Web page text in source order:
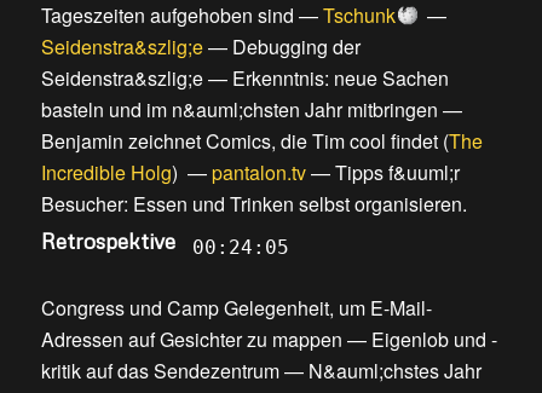
Tageszeiten aufgehoben sind —Tschunk
—
Seidenstra&szlig;e— Debugging der
Seidenstra&szlig;e— Erkenntnis: neue Sachen
basteln und im n&auml;chsten Jahr mitbringen —
Benjamin zeichnet Comics, die Tim cool findet(The
Incredible Holg) —pantalon.tv—Tipps f&uuml;r
Besucher: Essen und Trinken selbst organisieren.
Retrospektive 00:24:05
Congress und Camp Gelegenheit, um E-Mail-
Adressen auf Gesichter zu mappen — Eigenlob und -
kritik auf das Sendezentrum— N&auml;chstes Jahr